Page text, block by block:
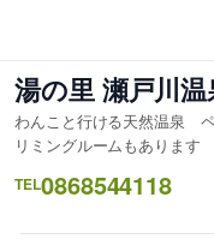
を
ス
キ
ッ
プ
湯の里 瀬戸川
わんこと行ける天然温泉
リミングルームもあります
TEL0868544118